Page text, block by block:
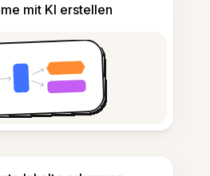
mit KI erstellen